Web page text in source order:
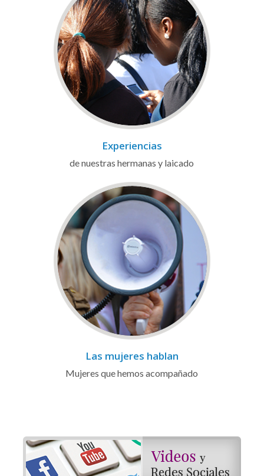
Experiencias
de nuestras hermanas y laicado
Las mujeres hablan
Mujeres que hemos acompañado